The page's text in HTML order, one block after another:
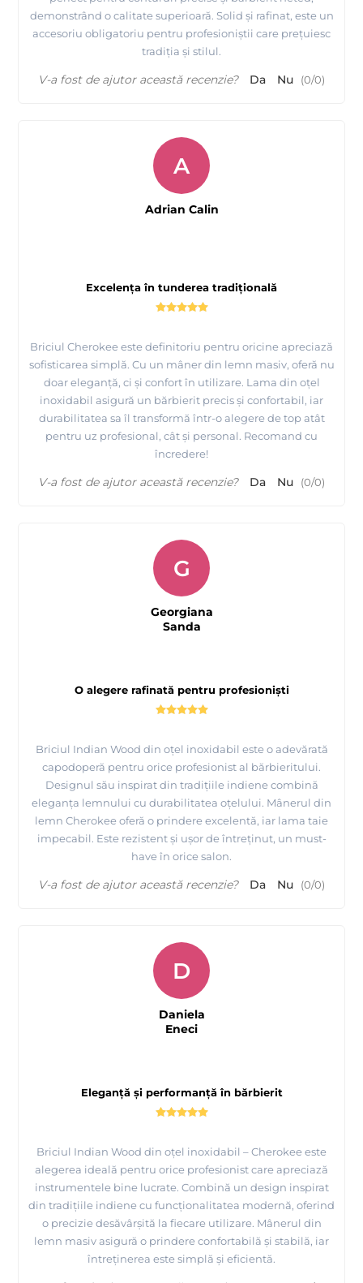
demonstrând o calitate superioară. Solid și rafinat, este un
accesoriu obligatoriu pentru profesioniștii care prețuiesc
tradiția și stilul.
V-a fost de ajutor această recenzie? Da Nu (0/0)
Excelența în tunderea tradițională
Briciul Cherokee este definitoriu pentru oricine apreciază
sofisticarea simplă. Cu un mâner din lemn masiv, oferă nu
doar eleganță, ci și confort în utilizare. Lama din oțel
inoxidabil asigură un bărbierit precis și confortabil, iar
durabilitatea sa îl transformă într-o alegere de top atât
pentru uz profesional, cât și personal. Recomand cu
încredere!
A
Adrian Calin
V-a fost de ajutor această recenzie? Da Nu (0/0)
O alegere rafinată pentru profesioniști
Briciul Indian Wood din oțel inoxidabil este o adevărată
capodoperă pentru orice profesionist al bărbieritului.
Designul său inspirat din tradițiile indiene combină
eleganța lemnului cu durabilitatea oțelului. Mânerul din
lemn Cherokee oferă o prindere excelentă, iar lama taie
impecabil. Este rezistent și ușor de întreținut, un must-
have în orice salon.
G
Georgiana
Sanda
V-a fost de ajutor această recenzie? Da Nu (0/0)
Eleganță și performanță în bărbierit
Briciul Indian Wood din oțel inoxidabil – Cherokee este
alegerea ideală pentru orice profesionist care apreciază
instrumentele bine lucrate. Combină un design inspirat
din tradițiile indiene cu funcționalitatea modernă, oferind
o precizie desăvârșită la fiecare utilizare. Mânerul din
lemn masiv asigură o prindere confortabilă și stabilă, iar
întreținerea este simplă și eficientă.
D
Daniela
Eneci